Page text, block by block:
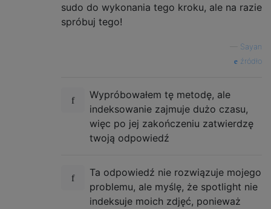
sudo do wykonania tego kroku, ale na razie
spróbuj tego!
Sayan
źródło
Wypróbowałem tę metodę, ale
indeksowanie zajmuje dużo czasu,
więc po jej zakończeniu zatwierdzę
twoją odpowiedź
Ta odpowiedź nie rozwiązuje mojego
problemu, ale myślę, że spotlight nie
indeksuje moich zdjęć, ponieważ